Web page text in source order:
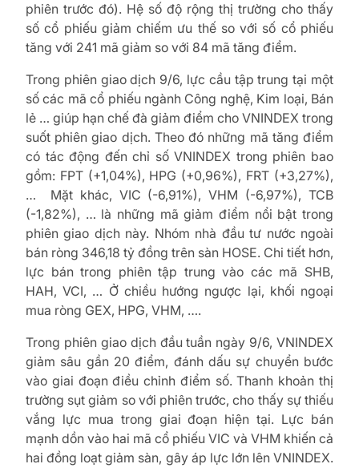
phiên trước đó). Hệ số độ rộng thị trường cho thấy
số cổ phiếu giảm chiếm ưu thế so với số cổ phiếu
tăng với 241 mã giảm so với 84 mã tăng điểm.
Trong phiên giao dịch 9/6, lực cầu tập trung tại một
số các mã cổ phiếu ngành Công nghệ, Kim loại, Bán
lẻ … giúp hạn chế đà giảm điểm cho VNINDEX trong
suốt phiên giao dịch. Theo đó những mã tăng điểm
có tác động đến chỉ số VNINDEX trong phiên bao
gồm: FPT (+1,04%), HPG (+0,96%), FRT (+3,27%),
… Mặt khác, VIC (-6,91%), VHM (-6,97%), TCB
(-1,82%), … là những mã giảm điểm nổi bật trong
phiên giao dịch này. Nhóm nhà đầu tư nước ngoài
bán ròng 346,18 tỷ đồng trên sàn HOSE. Chi tiết hơn,
lực bán trong phiên tập trung vào các mã SHB,
HAH, VCI, … Ở chiều hướng ngược lại, khối ngoại
mua ròng GEX, HPG, VHM, ….
Trong phiên giao dịch đầu tuần ngày 9/6, VNINDEX
giảm sâu gần 20 điểm, đánh dấu sự chuyển bước
vào giai đoạn điều chỉnh điểm số. Thanh khoản thị
trường sụt giảm so với phiên trước, cho thấy sự thiếu
vắng lực mua trong giai đoạn hiện tại. Lực bán
mạnh dồn vào hai mã cổ phiếu VIC và VHM khiến cả
hai đồng loạt giảm sàn, gây áp lực lớn lên VNINDEX.